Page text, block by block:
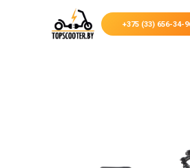
+375 (33) 656-34-